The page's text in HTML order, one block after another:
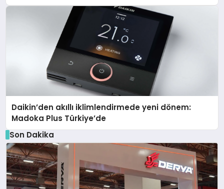
Daikin’den akıllı iklimlendirmede yeni dönem:
Madoka Plus Türkiye’de
Son Dakika